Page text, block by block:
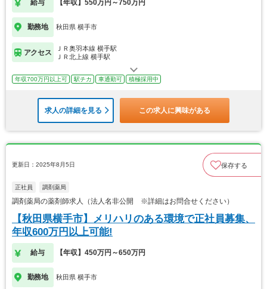
給与 【年収】550万円～750万円
勤務地 秋田県 横手市
アクセス
ＪＲ奥羽本線 横手駅
ＪＲ北上線 横手駅
年収700万円以上可 駅チカ 車通勤可 積極採用中
求人の詳細を見る この求人に興味がある
更新日：2025年8月5日 保存する
正社員 調剤薬局
調剤薬局の薬剤師求人（法人名非公開 ※詳細はお問合せください）
【秋田県横手市】メリハリのある環境で正社員募集、
年収600万円以上可能!
給与 【年収】450万円～650万円
勤務地 秋田県 横手市